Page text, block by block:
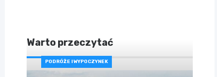
Warto przeczytać
PODRÓŻE I WYPOCZYNEK